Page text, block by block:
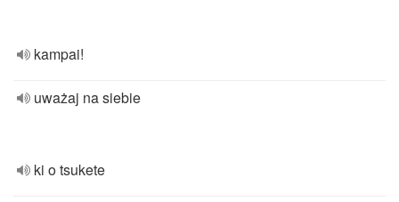
kampai!
uważaj na siebie
ki o tsukete